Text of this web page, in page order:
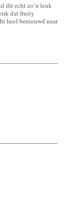
dit echt zo’n leuk
dat fruity
heel benieuwd naar